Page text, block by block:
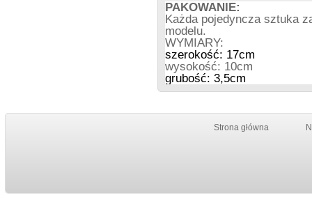
PAKOWANIE:
Każda pojedyncza sztuka
modelu.
WYMIARY:
szerokość: 17cm
wysokość: 10cm
grubość: 3,5cm
Strona główna